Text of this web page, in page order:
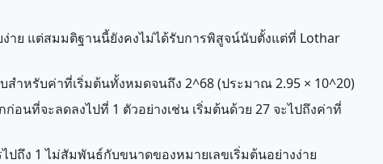
าย แต่สมมติฐานนี้ยังคงไม่ได้รับการพิสูจน์นับตั้งแต่ที่ Lothar
ำหรับค่าที่เริ่มต้นทั้งหมดจนถึง 2^68 (ประมาณ 2.95 × 10^20)
อนที่จะลดลงไปที่ 1 ตัวอย่างเช่น เริ่มต้นด้วย 27 จะไปถึงค่าที่
ถึง 1 ไม่สัมพันธ์กับขนาดของหมายเลขเริ่มต้นอย่างง่าย